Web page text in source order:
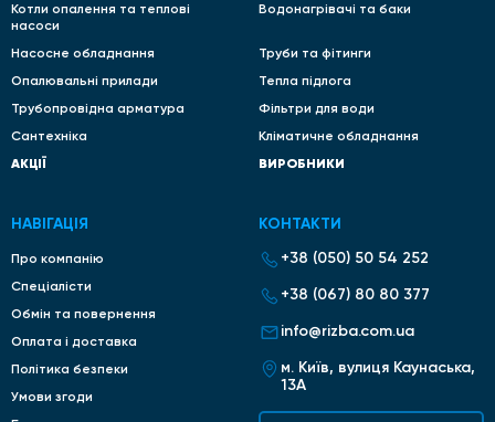
Котли опалення та теплові
насоси
Водонагрівачі та баки
Насосне обладнання
Труби та фітинги
Опалювальні прилади
Тепла підлога
Трубопровідна арматура
Фільтри для води
Сантехніка
Кліматичне обладнання
АКЦІЇ ВИРОБНИКИ
НАВІГАЦІЯ
Про компанію
Спеціалісти
Обмін та повернення
Оплата і доставка
Політика безпеки
Умови згоди
КОНТАКТИ
+38 (050) 50 54 252
+38 (067) 80 80 377
info@rizba.com.ua
м. Київ, вулиця Каунаська,
13А